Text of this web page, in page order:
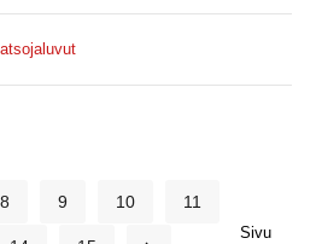
8 9 10 11
Sivu